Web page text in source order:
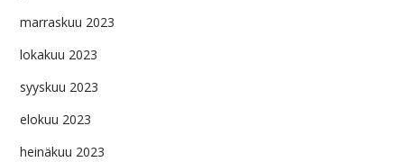
marraskuu 2023
lokakuu 2023
syyskuu 2023
elokuu 2023
heinäkuu 2023